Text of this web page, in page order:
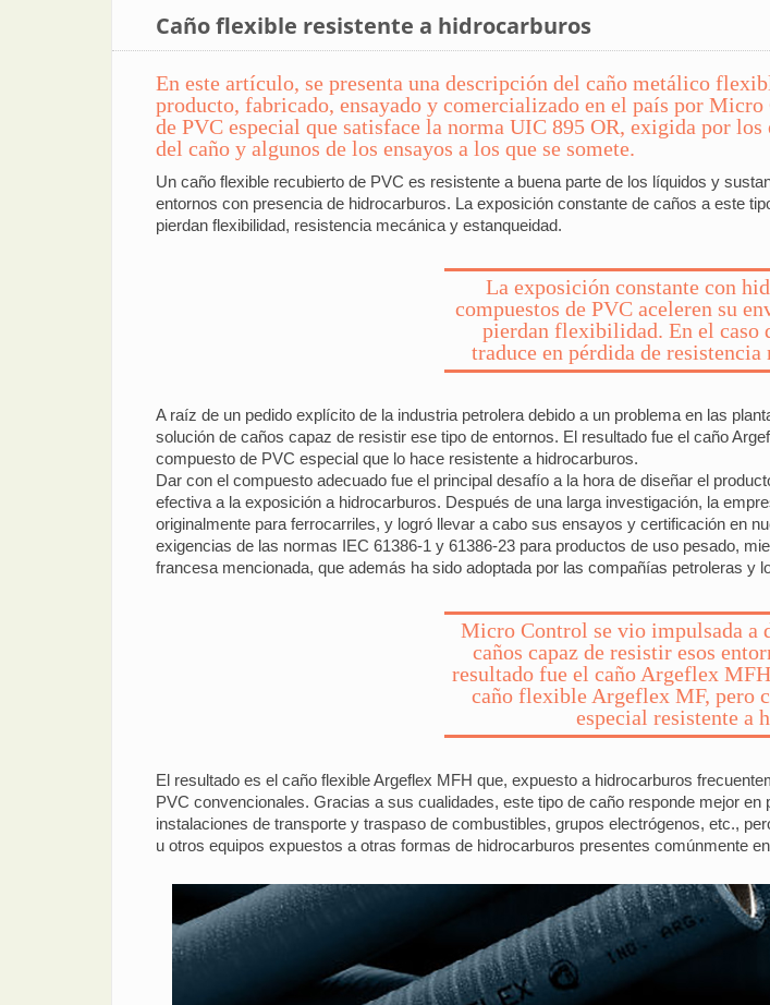
Caño flexible resistente a hidrocarburos
En este artículo, se presenta una descripción del caño metálico
producto, fabricado, ensayado y comercializado en el país por
de PVC especial que satisface la norma UIC 895 OR, exigida por
del caño y algunos de los ensayos a los que se somete.
Un caño flexible recubierto de PVC es resistente a buena parte de los líquidos y
entornos con presencia de hidrocarburos. La exposición constante de caños a este
pierdan flexibilidad, resistencia mecánica y estanqueidad.
La exposición constante con
compuestos de PVC aceleren su
pierdan flexibilidad. En el caso
traduce en pérdida de resistencia
A raíz de un pedido explícito de la industria petrolera debido a un problema en las
solución de caños capaz de resistir ese tipo de entornos. El resultado fue el caño
compuesto de PVC especial que lo hace resistente a hidrocarburos.
Dar con el compuesto adecuado fue el principal desafío a la hora de diseñar el
efectiva a la exposición a hidrocarburos. Después de una larga investigación, la
originalmente para ferrocarriles, y logró llevar a cabo sus ensayos y certificación en
exigencias de las normas IEC 61386-1 y 61386-23 para productos de uso pesado,
francesa mencionada, que además ha sido adoptada por las compañías petroleras y
Micro Control se vio impulsada a
caños capaz de resistir esos
resultado fue el caño Argeflex
caño flexible Argeflex MF, pero
especial resistente a
El resultado es el caño flexible Argeflex MFH que, expuesto a hidrocarburos
PVC convencionales. Gracias a sus cualidades, este tipo de caño responde mejor
instalaciones de transporte y traspaso de combustibles, grupos electrógenos, etc.,
u otros equipos expuestos a otras formas de hidrocarburos presentes comúnmente